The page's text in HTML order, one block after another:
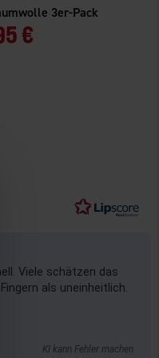
3er-Pack
€
Viele schätzen das
als uneinheitlich.
KI kann Fehler machen